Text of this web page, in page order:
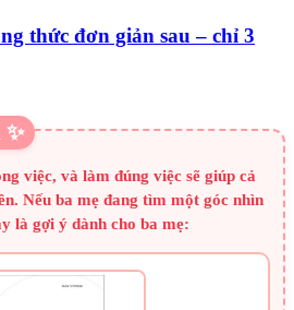
thức đơn giản sau – chỉ 3
việc, và làm đúng việc sẽ giúp cả
Nếu ba mẹ đang tìm một góc nhìn
là gợi ý dành cho ba mẹ: